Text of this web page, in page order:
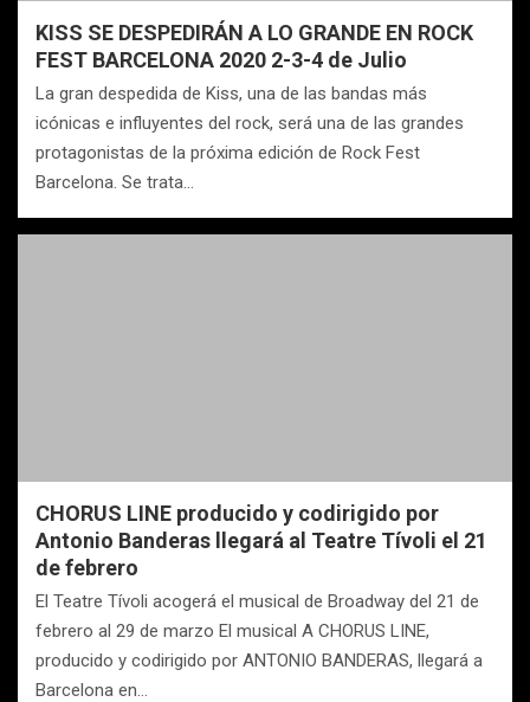
KISS SE DESPEDIRÁN A LO GRANDE EN ROCK
FEST BARCELONA 2020 2-3-4 de Julio
La gran despedida de Kiss, una de las bandas más
icónicas e influyentes del rock, será una de las grandes
protagonistas de la próxima edición de Rock Fest
Barcelona. Se trata…
CHORUS LINE producido y codirigido por
Antonio Banderas llegará al Teatre Tívoli el 21
de febrero
El Teatre Tívoli acogerá el musical de Broadway del 21 de
febrero al 29 de marzo El musical A CHORUS LINE,
producido y codirigido por ANTONIO BANDERAS, llegará a
Barcelona en…